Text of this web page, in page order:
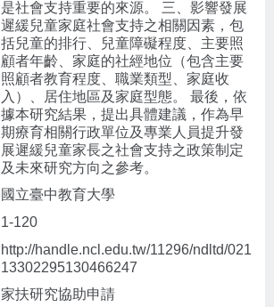
是社會支持重要的來源。 三、影響發展
遲緩兒童家庭社會支持之相關因素，包
括兒童的排行、兒童障礙程度、主要照
顧者年齡、家庭的社經地位（包含主要
照顧者教育程度、職業類型、家庭收
入）、居住地區及家庭型態。 最後，依
據本研究結果，提出具體建議，作為早
期療育相關行政單位及專業人員提升發
展遲緩兒童家長之社會支持之政策制定
及未來研究方向之參考。
國立臺中教育大學
1-120
http://handle.ncl.edu.tw/11296/ndltd/021
13302295130466247
家扶研究協助申請